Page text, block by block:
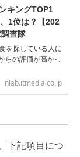
キングTOP1
1位は？【202
査隊
を探している人に
らの評価が高かっ
nlab.itmedia.co.jp
下記項目につ